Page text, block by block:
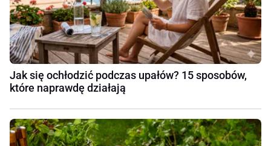
Jak się ochłodzić podczas upałów? 15 sposobów,
które naprawdę działają